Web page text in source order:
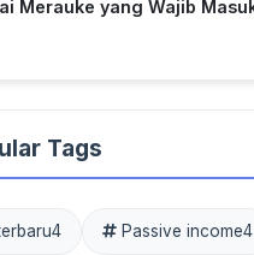
Merauke yang Wajib
Tags
4 Passive income4